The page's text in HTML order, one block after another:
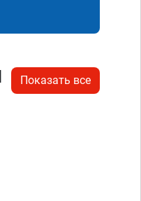
Показать все